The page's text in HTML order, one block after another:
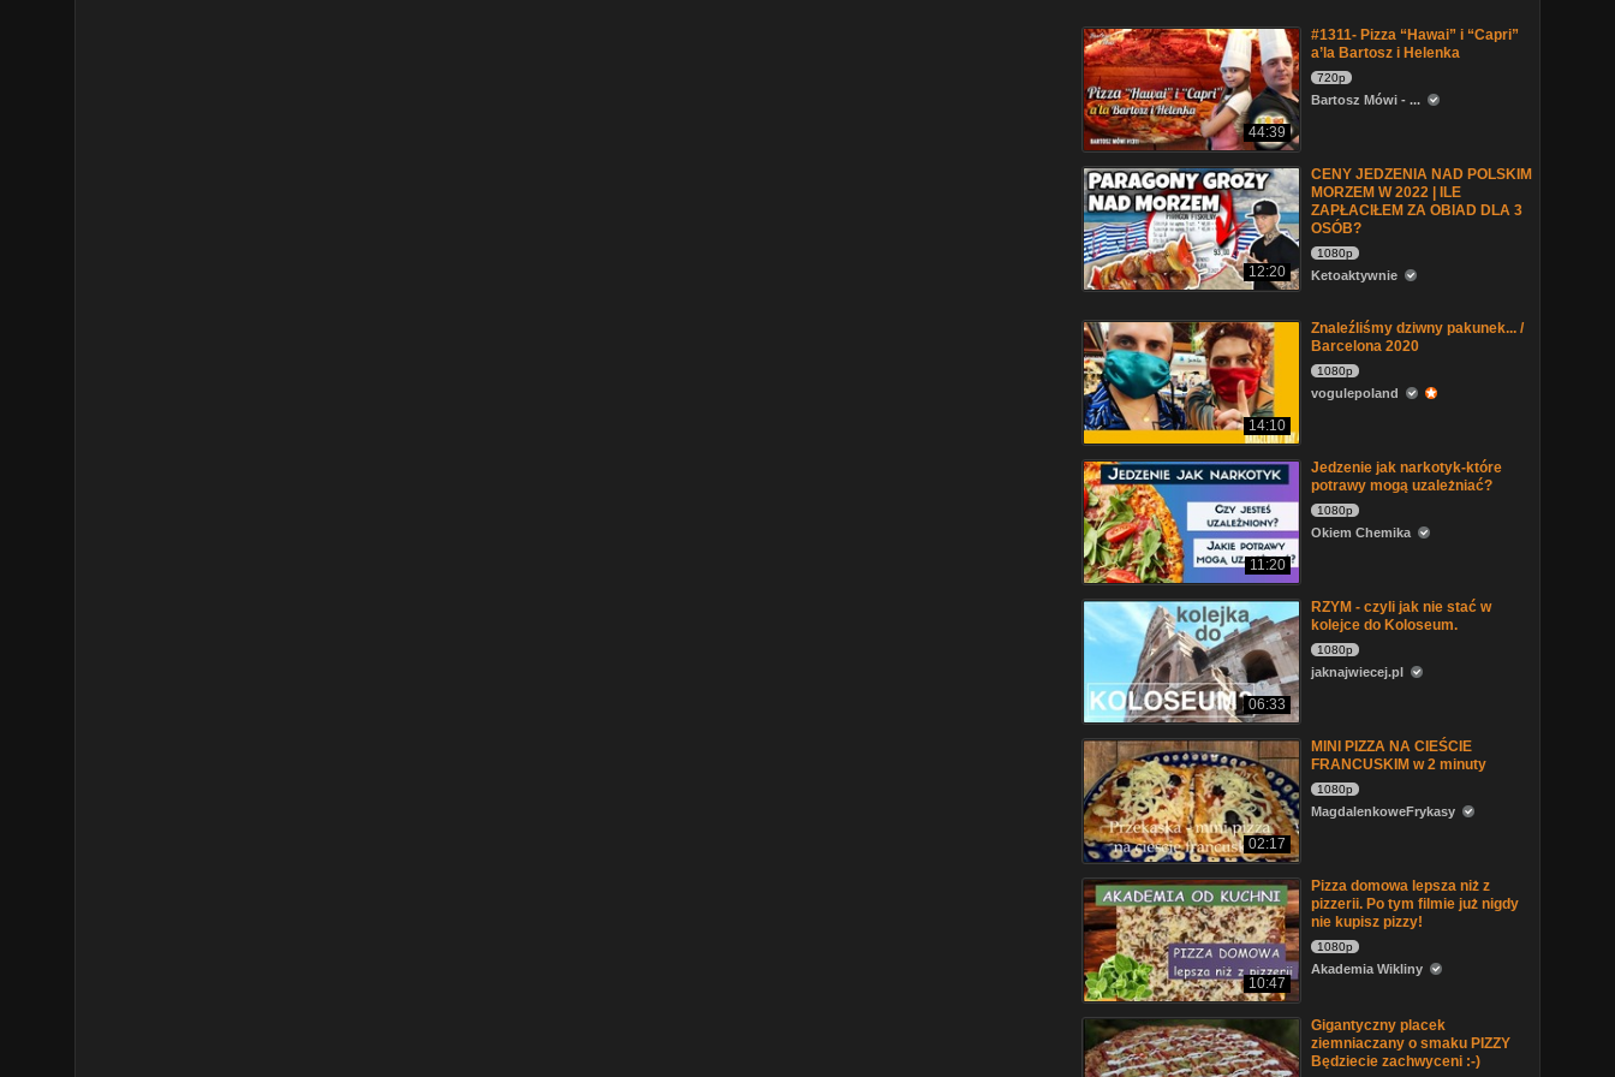
44:39
#1311- Pizza “Hawai” i “Capri”
a’la Bartosz i Helenka
720p
Bartosz Mówi - ...
12:20
CENY JEDZENIA NAD POLSKIM
MORZEM W 2022 | ILE
ZAPŁACIŁEM ZA OBIAD DLA 3
OSÓB?
1080p
Ketoaktywnie
14:10
Znaleźliśmy dziwny pakunek... /
Barcelona 2020
1080p
vogulepoland
11:20
Jedzenie jak narkotyk-które
potrawy mogą uzależniać?
1080p
Okiem Chemika
06:33
RZYM - czyli jak nie stać w
kolejce do Koloseum.
1080p
jaknajwiecej.pl
02:17
MINI PIZZA NA CIEŚCIE
FRANCUSKIM w 2 minuty
1080p
MagdalenkoweFrykasy
10:47
Pizza domowa lepsza niż z
pizzerii. Po tym filmie już nigdy
nie kupisz pizzy!
1080p
Akademia Wikliny
Gigantyczny placek
ziemniaczany o smaku PIZZY
Będziecie zachwyceni :-)